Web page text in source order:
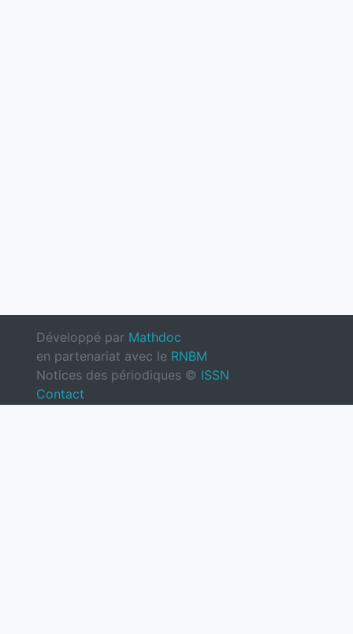
Développé par Mathdoc
en partenariat avec le RNBM
Notices des périodiques © ISSN
Contact